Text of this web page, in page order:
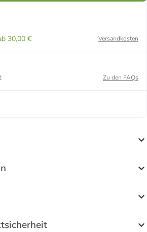
30,00 €
Versandkosten
Zu den FAQs